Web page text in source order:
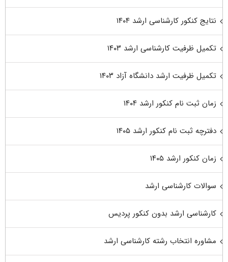
نتایج کنکور کارشناسی ارشد ۱۴۰۴
تکمیل ظرفیت کارشناسی ارشد ۱۴۰۳
تکمیل ظرفیت ارشد دانشگاه آزاد ۱۴۰۳
زمان ثبت نام کنکور ارشد ۱۴۰۴
دفترچه ثبت نام کنکور ارشد ۱۴۰۵
زمان کنکور ارشد ۱۴۰۵
سوالات کارشناسی ارشد
کارشناسی ارشد بدون کنکور پردیس
مشاوره انتخاب رشته کارشناسی ارشد